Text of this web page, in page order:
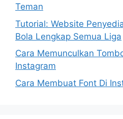
Teman
Tutorial: Website
Bola Lengkap Semua Liga
Cara Memunculkan
Instagram
Cara Membuat Font Di